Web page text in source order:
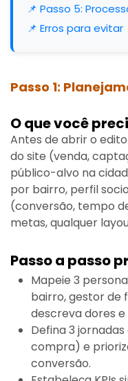
📌 Passo 5:
📌 Erros para evitar
Passo 1:
O que você
Antes de abrir o
do site (venda,
público-alvo na
por bairro, perfil
(conversão, tempo
metas, qualquer
Passo a passo
Mapeie 3
bairro, gestor de
descreva dores e
Defina 3
compra) e
conversão.